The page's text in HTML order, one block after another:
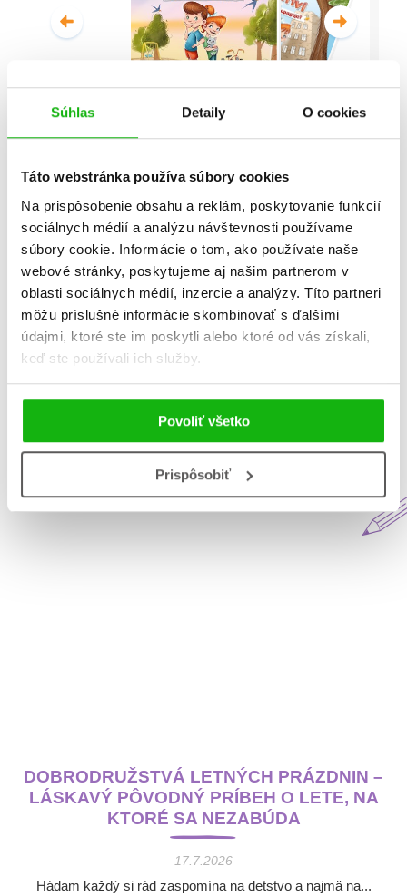
Súhlas Detaily O cookies
Táto webstránka používa súbory cookies
Na prispôsobenie obsahu a reklám, poskytovanie funkcií
sociálnych médií a analýzu návštevnosti používame
súbory cookie. Informácie o tom, ako používate naše
webové stránky, poskytujeme aj našim partnerom v
oblasti sociálnych médií, inzercie a analýzy. Títo partneri
môžu príslušné informácie skombinovať s ďalšími
údajmi, ktoré ste im poskytli alebo ktoré od vás získali,
keď ste používali ich služby.
Povoliť všetko
Prispôsobiť
Celá séria
Všetky edície a série
Aktuálne na blogu Matys
DOBRODRUŽSTVÁ LETNÝCH PRÁZDNIN –
LÁSKAVÝ PÔVODNÝ PRÍBEH O LETE, NA
KTORÉ SA NEZABÚDA
17.7.2026
Hádam každý si rád zaspomína na detstvo a najmä na...